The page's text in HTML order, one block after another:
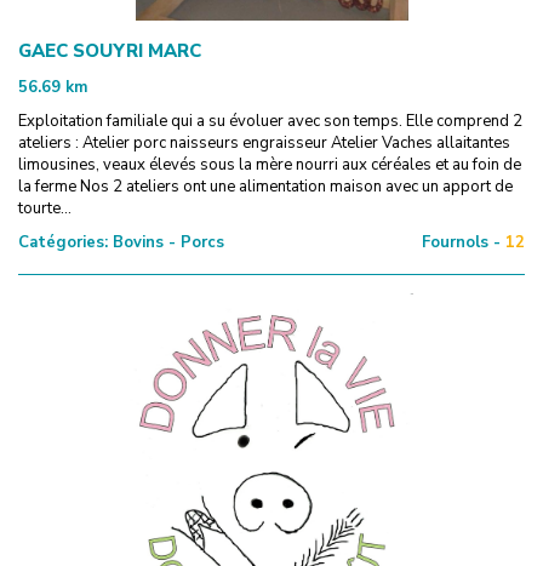
GAEC SOUYRI MARC
56.69 km
Exploitation familiale qui a su évoluer avec son temps. Elle comprend 2
ateliers : Atelier porc naisseurs engraisseur Atelier Vaches allaitantes
limousines, veaux élevés sous la mère nourri aux céréales et au foin de
la ferme Nos 2 ateliers ont une alimentation maison avec un apport de
tourte...
Catégories: Bovins - Porcs Fournols - 12